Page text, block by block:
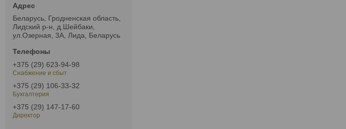
Беларусь, Гродненская область,
Лидский р-н, д.Шейбаки,
ул.Озерная, 3А, Лида, Беларусь
+375 (29) 623-94-98
Снабжение и сбыт
+375 (29) 106-33-32
Бухгалтерия
+375 (29) 147-17-60
Директор